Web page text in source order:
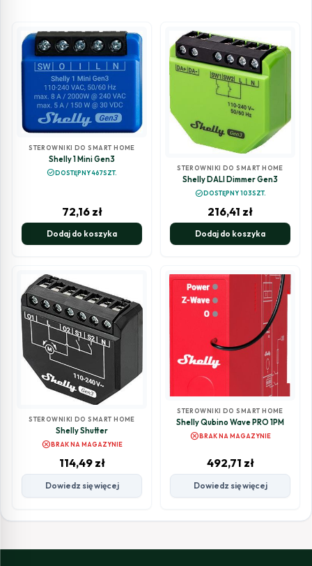
STEROWNIKI DO SMART HOME
Shelly 1 Mini Gen3
check_circleDOSTĘPNY 467SZT.
72,16 zł
Dodaj do koszyka
STEROWNIKI DO SMART HOME
Shelly DALI Dimmer Gen3
check_circleDOSTĘPNY 103SZT.
216,41 zł
Dodaj do koszyka
STEROWNIKI DO SMART HOME
Shelly Shutter
cancelBRAK NA MAGAZYNIE
114,49 zł
Dowiedz się więcej
STEROWNIKI DO SMART HOME
Shelly Qubino Wave PRO 1PM
cancelBRAK NA MAGAZYNIE
492,71 zł
Dowiedz się więcej